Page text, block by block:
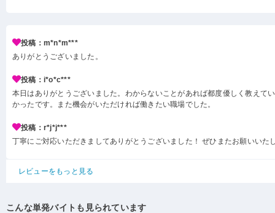
投稿：m*n*m***
ありがとうございました。
投稿：i*o*c***
本日はありがとうございました。わからないことがあれば都度優しく教えて
かったです。また機会がいただければ働きたい職場でした。
投稿：r*j*j***
丁寧にご対応いただきましてありがとうございました！ ぜひまたお願いいた
レビューをもっと見る
こんな単発バイトも見られています